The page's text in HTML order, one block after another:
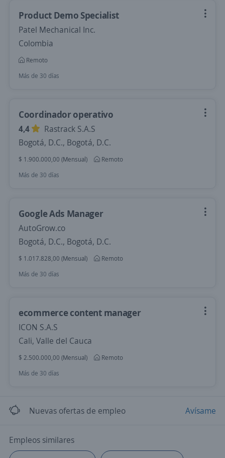
Product Demo Specialist
Patel Mechanical Inc.
Colombia
Remoto
Más de 30 días
Coordinador operativo
4,4
Rastrack S.A.S
Bogotá, D.C., Bogotá, D.C.
$ 1.900.000,00 (Mensual)
Remoto
Más de 30 días
Google Ads Manager
AutoGrow.co
Bogotá, D.C., Bogotá, D.C.
$ 1.017.828,00 (Mensual)
Remoto
Más de 30 días
ecommerce content manager
ICON S.A.S
Cali, Valle del Cauca
$ 2.500.000,00 (Mensual)
Remoto
Más de 30 días
Nuevas ofertas de empleo Avísame
Empleos similares